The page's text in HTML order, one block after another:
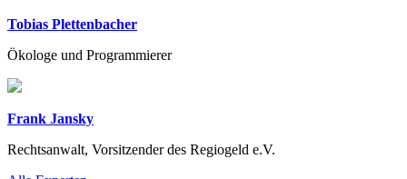
Tobias Plettenbacher
Ökologe und Programmierer
Frank Jansky
Rechtsanwalt, Vorsitzender des Regiogeld e.V.